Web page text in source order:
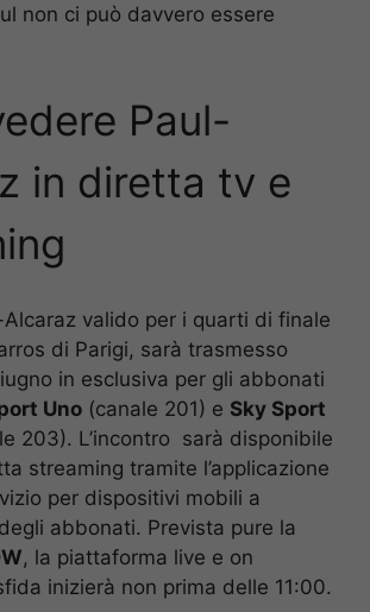
non ci può davvero essere
Paul-
in diretta tv e
valido per i quarti di finale
di Parigi, sarà trasmesso
in esclusiva per gli abbonati
Uno (canale 201) e Sky Sport
203). L’incontro sarà disponibile
streaming tramite l’applicazione
per dispositivi mobili a
abbonati. Prevista pure la
, la piattaforma live e on
inizierà non prima delle 11:00.